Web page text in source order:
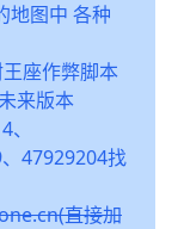
地图中 各种
座作弊脚本
来版本
47929204找
直接加